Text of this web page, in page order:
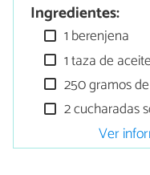
Ingredientes:
1 berenjena
1 taza de aceite
250 gramos
2 cucharadas
Ver